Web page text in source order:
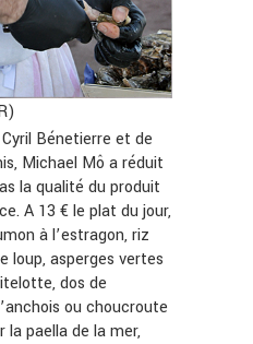
Bénetierre et de
Michael Mô a réduit
la qualité du produit
A 13 € le plat du jour,
à l’estragon, riz
loup, asperges vertes
dos de
ou choucroute
la paella de la mer,